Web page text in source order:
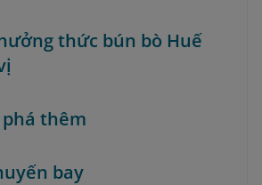
thức bún bò Huế
thêm
bay